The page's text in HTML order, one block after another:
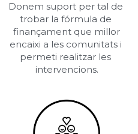
Donem suport per tal de
trobar la fórmula de
finançament que millor
encaixi a les comunitats i
permeti realitzar les
intervencions.